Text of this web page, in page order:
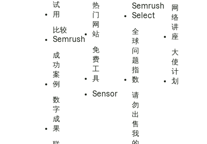
试
用
比较
Semrush
成
功
案
例
数
字
成
果
热
门
网
站
免
费
工
具
Sensor
Semrush
Select
全
球
问
题
指
数
请
勿
出
售
我
网
络
讲
座
大
使
计
划